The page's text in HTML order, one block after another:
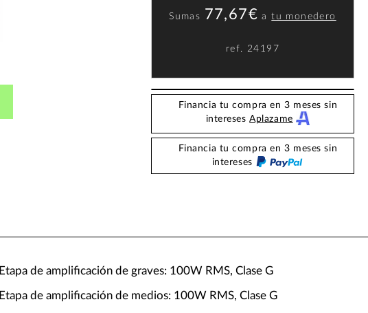
Sumas 77,67€ atu monedero
ref. 24197
Financia tu compra en 3 meses sin
interesesAplazame
Financia tu compra en 3 meses sin
intereses
Etapa de amplificación de graves: 100W RMS, Clase G
Etapa de amplificación de medios: 100W RMS, Clase G